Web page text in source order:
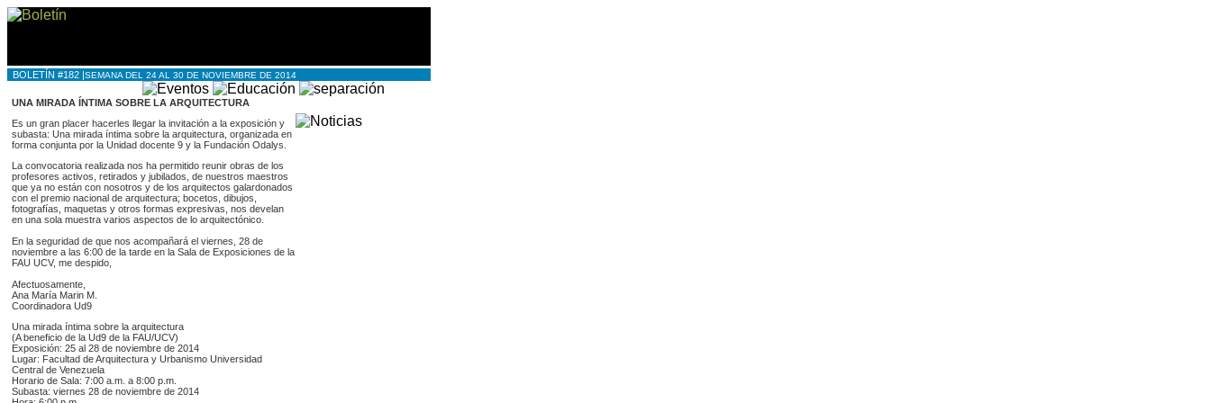
BOLETÍN #182 |SEMANA DEL 24 AL 30 DE NOVIEMBRE DE 2014
UNA MIRADA ÍNTIMA SOBRE LA ARQUITECTURA
Es un gran placer hacerles llegar la invitación a la exposición y
subasta: Una mirada íntima sobre la arquitectura, organizada en
forma conjunta por la Unidad docente 9 y la Fundación Odalys.
La convocatoria realizada nos ha permitido reunir obras de los
profesores activos, retirados y jubilados, de nuestros maestros
que ya no están con nosotros y de los arquitectos galardonados
con el premio nacional de arquitectura; bocetos, dibujos,
fotografías, maquetas y otros formas expresivas, nos develan
en una sola muestra varios aspectos de lo arquitectónico.
En la seguridad de que nos acompañará el viernes, 28 de
noviembre a las 6:00 de la tarde en la Sala de Exposiciones de la
FAU UCV, me despido,
Afectuosamente,
Ana María Marin M.
Coordinadora Ud9
Una mirada íntima sobre la arquitectura
(A beneficio de la Ud9 de la FAU/UCV)
Exposición: 25 al 28 de noviembre de 2014
Lugar: Facultad de Arquitectura y Urbanismo Universidad
Central de Venezuela
Horario de Sala: 7:00 a.m. a 8:00 p.m.
Subasta: viernes 28 de noviembre de 2014